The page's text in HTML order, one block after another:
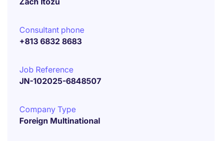
Consultant phone
+813 6832 8683
Job Reference
JN-102025-6848507
Company Type
Foreign Multinational